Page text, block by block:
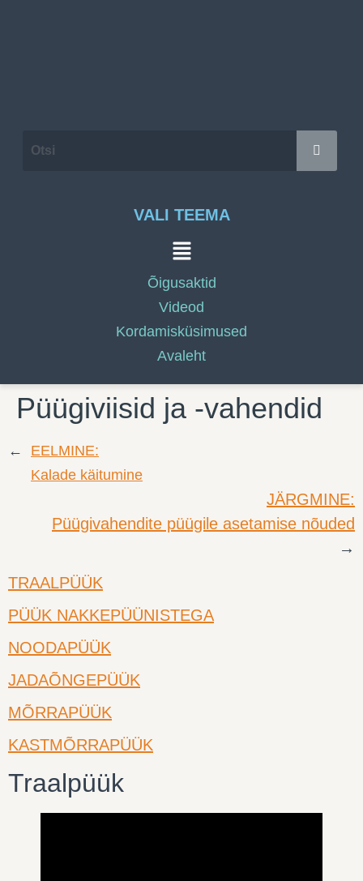
VALI TEEMA
Õigusaktid
Videod
Kordamisküsimused
Avaleht
Püügiviisid ja -vahendid
←
EELMINE:
Kalade käitumine
JÄRGMINE:
Püügivahendite püügile asetamise nõuded
→
TRAALPÜÜK
PÜÜK NAKKEPÜÜNISTEGA
NOODAPÜÜK
JADAÕNGEPÜÜK
MÕRRAPÜÜK
KASTMÕRRAPÜÜK
Traalpüük